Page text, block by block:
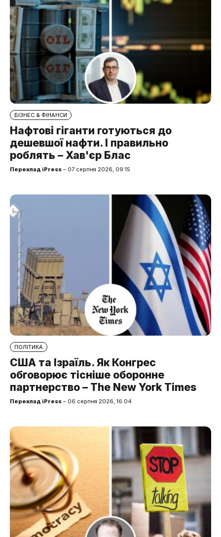
БІЗНЕС & ФІНАНСИ
Нафтові гіганти готуються до
дешевшої нафти. І правильно
роблять – Хав'єр Блас
Переклад iPress – 07 серпня 2026, 09:15
ПОЛІТИКА
США та Ізраїль. Як Конгрес
обговорює тісніше оборонне
партнерство – The New York Times
Переклад iPress – 06 серпня 2026, 16:04